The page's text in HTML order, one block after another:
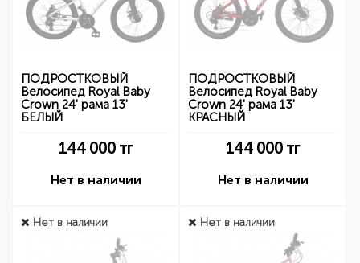
ПОДРОСТКОВЫЙ
Велосипед Royal Baby
Crown 24' рама 13'
БЕЛЫЙ
144 000 тг
Нет в наличии
ПОДРОСТКОВЫЙ
Велосипед Royal Baby
Crown 24' рама 13'
КРАСНЫЙ
144 000 тг
Нет в наличии
Нет в наличии Нет в наличии